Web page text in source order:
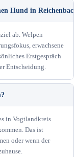
Hund in
ab. Welpen
erwachsene
Erstgespräch
Entscheidung.
in Vogtlandkreis
Das ist
oder wenn der